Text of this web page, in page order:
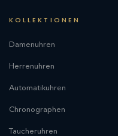
KOLLEKTIONEN
Damenuhren
Herrenuhren
Automatikuhren
Chronographen
Taucheruhren